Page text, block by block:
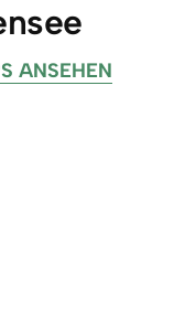
ANSEHEN